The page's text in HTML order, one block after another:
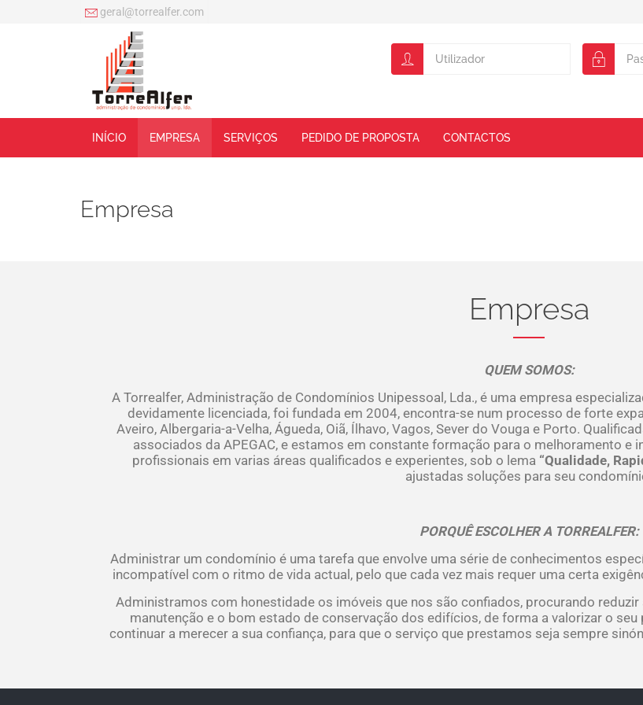
geral@torrealfer.com
INÍCIO EMPRESA SERVIÇOS PEDIDO DE PROPOSTA CONTACTOS
Empresa
Empresa
QUEM SOMOS:
A Torrealfer, Administração de Condomínios Unipessoal, Lda., é uma empresa
devidamente licenciada, foi fundada em 2004, encontra-se num processo de forte
Aveiro, Albergaria-a-Velha, Águeda, Oiã, Ílhavo, Vagos, Sever do Vouga e Porto.
associados da APEGAC, e estamos em constante formação para o melhoramento e
profissionais em varias áreas qualificados e experientes, sob o lema “Qualidade,
ajustadas soluções para seu
PORQUÊ ESCOLHER A TORREALFER:
Administrar um condomínio é uma tarefa que envolve uma série de conhecimentos
incompatível com o ritmo de vida actual, pelo que cada vez mais requer uma certa
Administramos com honestidade os imóveis que nos são confiados, procurando
manutenção e o bom estado de conservação dos edifícios, de forma a valorizar o
continuar a merecer a sua confiança, para que o serviço que prestamos seja sempre